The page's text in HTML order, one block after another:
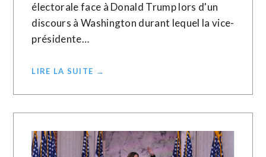
électorale face à Donald Trump lors d'un
discours à Washington durant lequel la vice-
présidente…
LIRE LA SUITE →